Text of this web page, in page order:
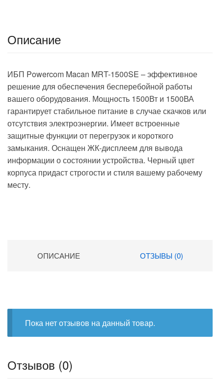
Описание
ИБП Powercom Macan MRT-1500SE – эффективное
решение для обеспечения бесперебойной работы
вашего оборудования. Мощность 1500Вт и 1500ВА
гарантирует стабильное питание в случае скачков или
отсутствия электроэнергии. Имеет встроенные
защитные функции от перегрузок и короткого
замыкания. Оснащен ЖК-дисплеем для вывода
информации о состоянии устройства. Черный цвет
корпуса придаст строгости и стиля вашему рабочему
месту.
ОПИСАНИЕ ОТЗЫВЫ (0)
Пока нет отзывов на данный товар.
Отзывов (0)